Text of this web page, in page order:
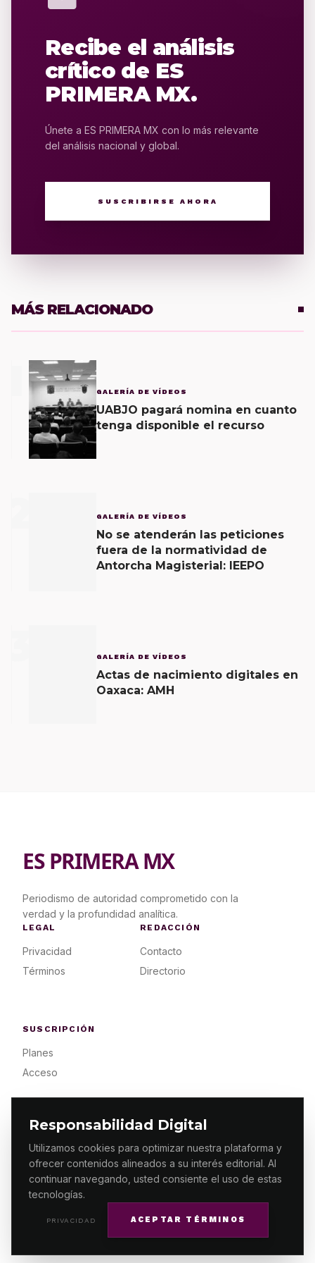
Responsabilidad Digital
Utilizamos cookies para optimizar nuestra plataforma y
ofrecer contenidos alineados a su interés editorial. Al
continuar navegando, usted consiente el uso de estas
tecnologías.
PRIVACIDAD ACEPTAR TÉRMINOS
Recibe el análisis
crítico de ES
PRIMERA MX.
Únete a ES PRIMERA MX con lo más relevante
del análisis nacional y global.
SUSCRIBIRSE AHORA
MÁS RELACIONADO
GALERÍA DE VÍDEOS
UABJO pagará nomina en cuanto
tenga disponible el recurso
GALERÍA DE VÍDEOS
No se atenderán las peticiones
fuera de la normatividad de
Antorcha Magisterial: IEEPO
GALERÍA DE VÍDEOS
Actas de nacimiento digitales en
Oaxaca: AMH
ES PRIMERA MX
Periodismo de autoridad comprometido con la
verdad y la profundidad analítica.
LEGAL
Privacidad
Términos
REDACCIÓN
Contacto
Directorio
SUSCRIPCIÓN
Planes
Acceso
© 2026 ES PRIMERA MX. ALGUNOS DERECHOS
RESERVADOS / DESIGNMAKING.MX